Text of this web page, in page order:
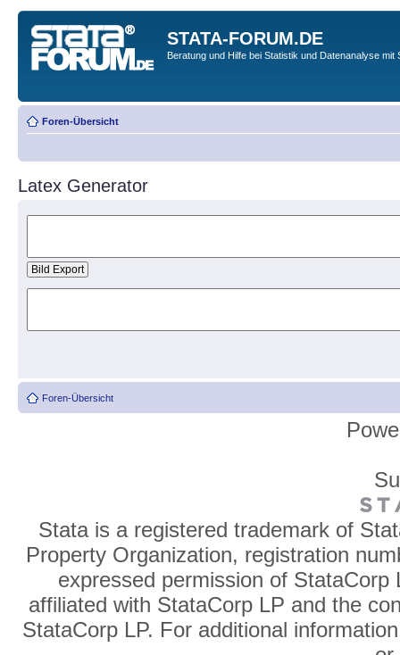
STATA-FORUM.DE
Beratung und Hilfe bei Statistik und Datenanalyse mit
Foren-Übersicht
Latex Generator
Foren-Übersicht
Stata is a registered trademark of
Property Organization, registration
expressed permission of
affiliated with StataCorp LP and the
StataCorp LP. For additional